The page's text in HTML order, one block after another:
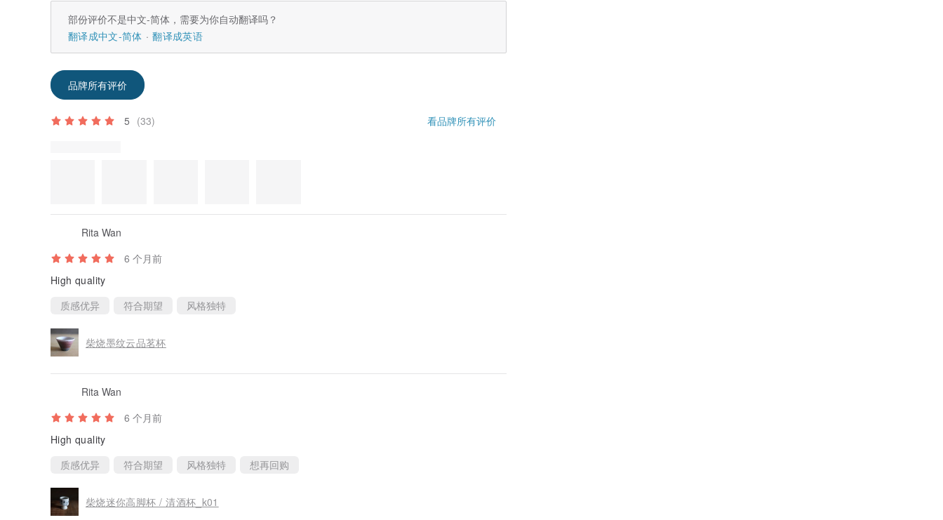
部份评价不是中文-简体，需要为你自动翻译吗？
翻译成中文-简体
翻译成英语
品牌所有评价
5 (33) 看品牌所有评价
Rita Wan
6 个月前
High quality
质感优异
符合期望 风格独特
柴烧墨纹云品茗杯
Rita Wan
6 个月前
High quality
质感优异
符合期望 风格独特 想再回购
柴烧迷你高脚杯 / 清酒杯_k01